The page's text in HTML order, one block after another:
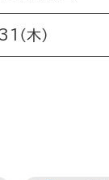
木）